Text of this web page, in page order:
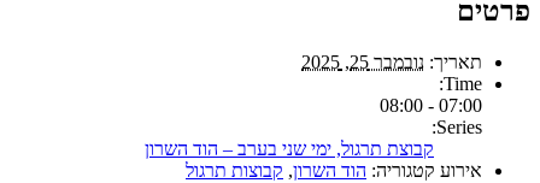
פרטים
תאריך: נובמבר 25, 2025
Time:
07:00 - 08:00
Series:
קבוצת תרגול, ימי שני בערב – הוד השרון
אירוע קטגוריה: הוד השרון, קבוצות תרגול